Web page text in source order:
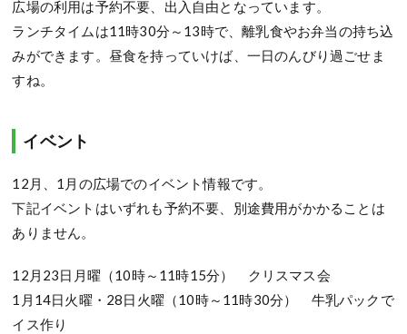
広場の利用は予約不要、出入自由となっています。
ランチタイムは11時30分～13時で、離乳食やお弁当の持ち込
みができます。昼食を持っていけば、一日のんびり過ごせま
すね。
イベント
12月、1月の広場でのイベント情報です。
下記イベントはいずれも予約不要、別途費用がかかることは
ありません。
12月23日月曜（10時～11時15分） クリスマス会
1月14日火曜・28日火曜（10時～11時30分） 牛乳パックで
イス作り